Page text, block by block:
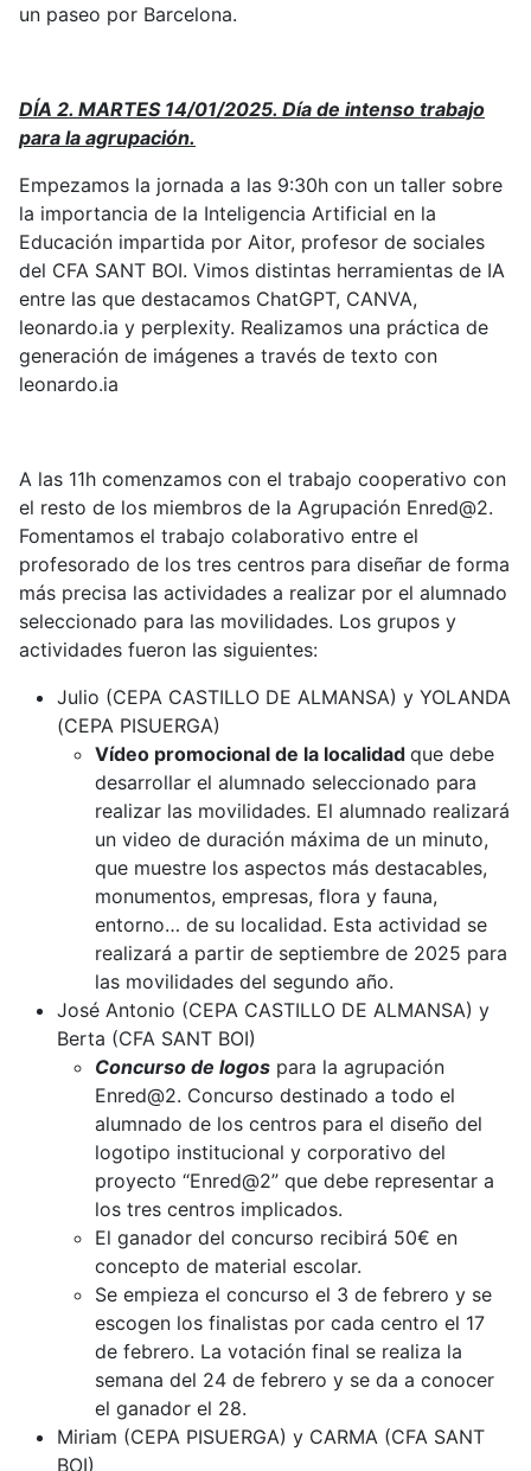
un paseo por Barcelona.
DÍA 2. MARTES 14/01/2025. Día de intenso trabajo
para la agrupación.
Empezamos la jornada a las 9:30h con un taller sobre
la importancia de la Inteligencia Artificial en la
Educación impartida por Aitor, profesor de sociales
del CFA SANT BOI. Vimos distintas herramientas de IA
entre las que destacamos ChatGPT, CANVA,
leonardo.ia y perplexity. Realizamos una práctica de
generación de imágenes a través de texto con
leonardo.ia
A las 11h comenzamos con el trabajo cooperativo con
el resto de los miembros de la Agrupación Enred@2.
Fomentamos el trabajo colaborativo entre el
profesorado de los tres centros para diseñar de forma
más precisa las actividades a realizar por el alumnado
seleccionado para las movilidades. Los grupos y
actividades fueron las siguientes:
Julio (CEPA CASTILLO DE ALMANSA) y YOLANDA
(CEPA PISUERGA)
Vídeo promocional de la localidad que debe
desarrollar el alumnado seleccionado para
realizar las movilidades. El alumnado realizará
un video de duración máxima de un minuto,
que muestre los aspectos más destacables,
monumentos, empresas, flora y fauna,
entorno… de su localidad. Esta actividad se
realizará a partir de septiembre de 2025 para
las movilidades del segundo año.
José Antonio (CEPA CASTILLO DE ALMANSA) y
Berta (CFA SANT BOI)
Concurso de logos para la agrupación
Enred@2. Concurso destinado a todo el
alumnado de los centros para el diseño del
logotipo institucional y corporativo del
proyecto “Enred@2” que debe representar a
los tres centros implicados.
El ganador del concurso recibirá 50€ en
concepto de material escolar.
Se empieza el concurso el 3 de febrero y se
escogen los finalistas por cada centro el 17
de febrero. La votación final se realiza la
semana del 24 de febrero y se da a conocer
el ganador el 28.
Miriam (CEPA PISUERGA) y CARMA (CFA SANT
BOI)